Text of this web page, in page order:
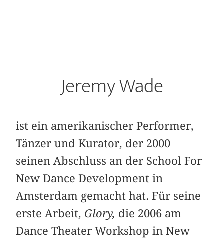
Jeremy Wade
ist ein amerikanischer Performer,
Tänzer und Kurator, der 2000
seinen Abschluss an der School For
New Dance Development in
Amsterdam gemacht hat. Für seine
erste Arbeit, Glory, die 2006 am
Dance Theater Workshop in New